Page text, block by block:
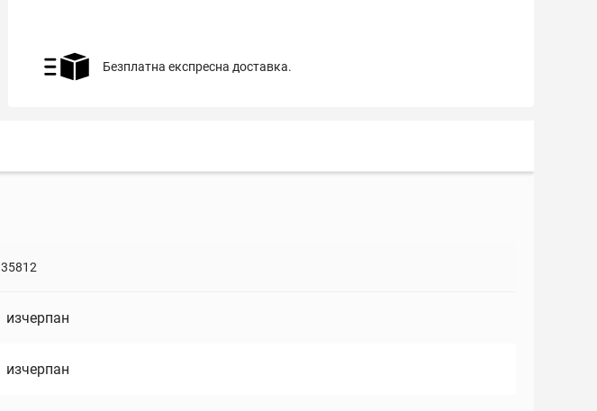
Безплатна експресна доставка.
35812
изчерпан
изчерпан